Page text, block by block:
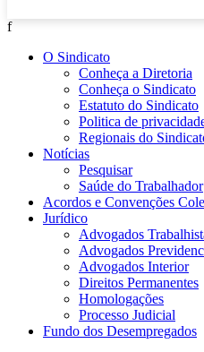
f
O Sindicato
Conheça a Diretoria
Conheça o Sindicato
Estatuto do Sindicato
Politica de
Regionais do
Notícias
Pesquisar
Saúde do Trabalhador
Acordos e Convenções
Jurídico
Advogados
Advogados
Advogados Interior
Direitos Permanentes
Homologações
Processo Judicial
Fundo dos Desempregados